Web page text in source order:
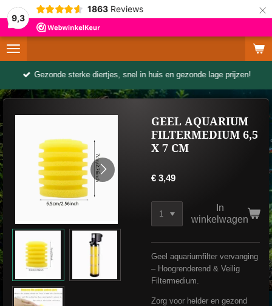
9,3
1863 Reviews ×
Gezonde sterke diertjes, snel in huis en gezonde lage prijzen!
GEEL AQUARIUM
FILTERMEDIUM 6,5
X 7 CM
€ 3,49
In
winkelwagen
Geel aquariumfilter vervanging
– Hoogrenderend & Veilig
Filtermedium.
Zorg voor helder en gezond